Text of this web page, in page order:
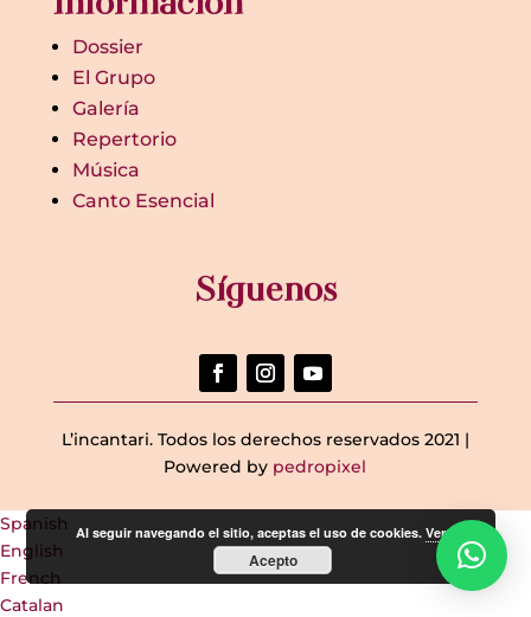
Dossier
El Grupo
Galería
Repertorio
Música
Canto Esencial
Síguenos
L’incantari. Todos los derechos reservados 2021 |
Powered by pedropixel
Spanish
English
French
Catalan
Al seguir navegando el sitio, aceptas el uso de cookies.Ver
Acepto